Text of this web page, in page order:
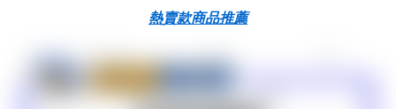
熱賣款商品推薦